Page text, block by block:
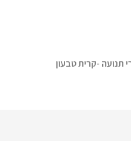
תנועה -קרית טבעון